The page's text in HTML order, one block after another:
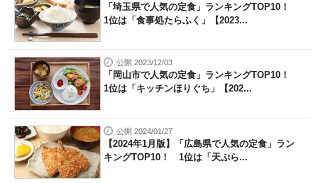
「埼玉県で人気の定食」ランキングTOP10！
1位は「食事処たらふく」【2023...
公開 2023/12/03
「岡山市で人気の定食」ランキングTOP10！
1位は「キッチンほりぐち」【202...
公開 2024/01/27
【2024年1月版】「広島県で人気の定食」ラン
キングTOP10！ 1位は「天ぷら...